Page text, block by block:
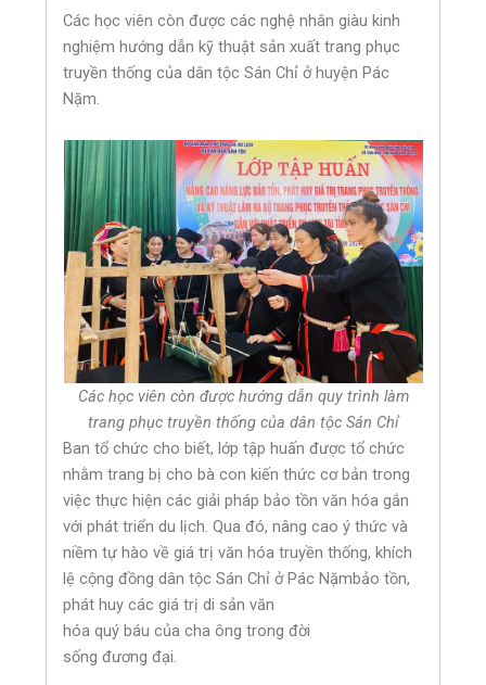
Các học viên còn được các nghệ nhân giàu kinh
nghiệm hướng dẫn kỹ thuật sản xuất trang phục
truyền thống của dân tộc Sán Chỉ ở huyện Pác
Nặm.
Các học viên còn được hướng dẫn quy trình làm
trang phục truyền thống của dân tộc Sán Chỉ
Ban tổ chức cho biết, lớp tập huấn được tổ chức
nhằm trang bị cho bà con kiến thức cơ bản trong
việc thực hiện các giải pháp bảo tồn văn hóa gắn
với phát triển du lịch. Qua đó, nâng cao ý thức và
niềm tự hào về giá trị văn hóa truyền thống, khích
lệ cộng đồng dân tộc Sán Chỉ ở Pác Nặmbảo tồn,
phát huy các giá trị di sản văn
hóa quý báu của cha ông trong đời
sống đương đại.